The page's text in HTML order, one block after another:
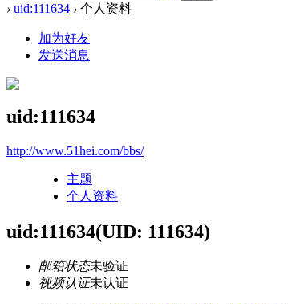
› uid:111634 › 个人资料
加为好友
发送消息
uid:111634
http://www.51hei.com/bbs/
主题
个人资料
uid:111634(UID: 111634)
邮箱状态未验证
视频认证未认证